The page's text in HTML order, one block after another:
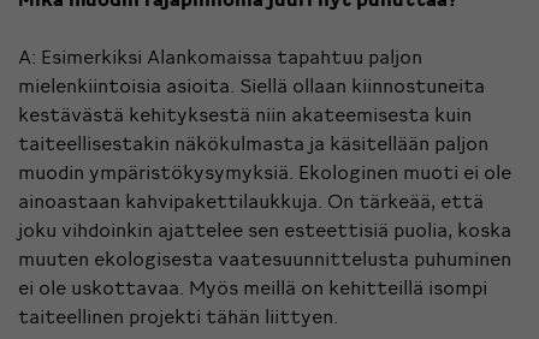
A: Esimerkiksi Alankomaissa tapahtuu paljon
mielenkiintoisia asioita. Siellä ollaan kiinnostuneita
kestävästä kehityksestä niin akateemisesta kuin
taiteellisestakin näkökulmasta ja käsitellään paljon
muodin ympäristökysymyksiä. Ekologinen muoti ei ole
ainoastaan kahvipakettilaukkuja. On tärkeää, että
joku vihdoinkin ajattelee sen esteettisiä puolia, koska
muuten ekologisesta vaatesuunnittelusta puhuminen
ei ole uskottavaa. Myös meillä on kehitteillä isompi
taiteellinen projekti tähän liittyen.